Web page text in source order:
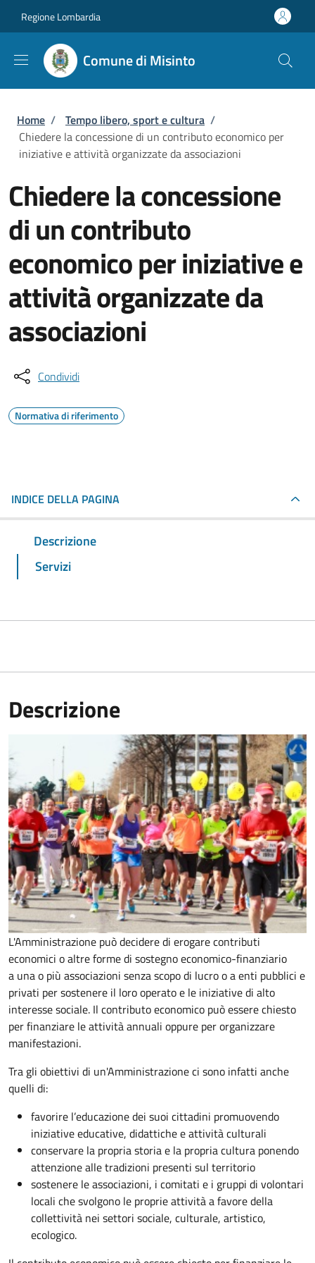
Regione Lombardia
Comune di Misinto
Briciole di pane
Home / Tempo libero, sport e cultura /
Chiedere la concessione di un contributo economico per
iniziative e attività organizzate da associazioni
Chiedere la concessione
di un contributo
economico per iniziative e
attività organizzate da
associazioni
Condividi
Normativa di riferimento
INDICE DELLA PAGINA
Descrizione
Servizi
Descrizione
L'Amministrazione può decidere di erogare contributi
economici o altre forme di sostegno economico-finanziario
a una o più associazioni senza scopo di lucro o a enti pubblici e
privati per sostenere il loro operato e le iniziative di alto
interesse sociale. Il contributo economico può essere chiesto
per finanziare le attività annuali oppure per organizzare
manifestazioni.
Tra gli obiettivi di un'Amministrazione ci sono infatti anche
quelli di:
favorire l’educazione dei suoi cittadini promuovendo
iniziative educative, didattiche e attività culturali
conservare la propria storia e la propria cultura ponendo
attenzione alle tradizioni presenti sul territorio
sostenere le associazioni, i comitati e i gruppi di volontari
locali che svolgono le proprie attività a favore della
collettività nei settori sociale, culturale, artistico,
ecologico.